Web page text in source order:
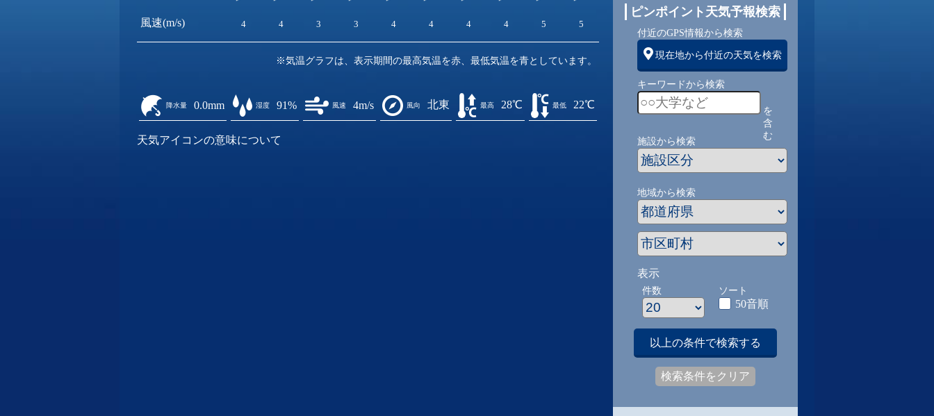
風速(m/s) 4 4 3 3 4 4 4 4 5 5
※気温グラフは、表示期間の最高気温を赤、最低気温を青としています。
降水量 0.0mm 湿度 91% 風速 4m/s 風向 北東 最高 28℃ 最低 22℃
天気アイコンの意味について
ピンポイント天気予報検索
付近のGPS情報から検索
現在地から付近の天気を検索
キーワードから検索
を
含
む
施設から検索
地域から検索
表示
件数 ソート
50音順
以上の条件で検索する
検索条件をクリア